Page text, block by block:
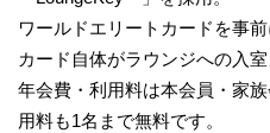
ワールドエリートカードを事
カード自体がラウンジへの入室
年会費・利用料は本会員・家
用料も1名まで無料です。